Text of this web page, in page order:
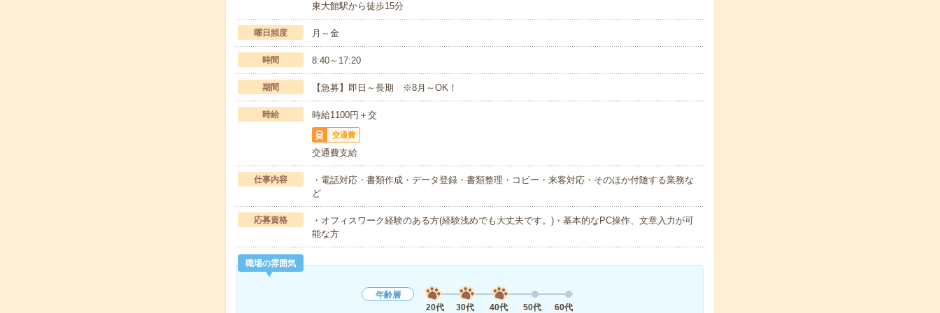
東大館駅から徒歩15分
曜日頻度 月～金
時間 8:40～17:20
期間 【急募】即日～長期 ※8月～OK！
時給 時給1100円＋交
交通費
交通費支給
仕事内容
・電話対応・書類作成・データ登録・書類整理・コピー・来客対応・そのほか付随する業務な
ど
応募資格
・オフィスワーク経験のある方(経験浅めでも大丈夫です。)・基本的なPC操作、文章入力が可
能な方
職場の雰囲気
年齢層
20代
30代 40代 50代 60代